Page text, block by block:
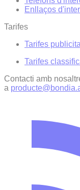
Enllaços
Tarifes
Tarifes
Tarifes
Contacti amb
a